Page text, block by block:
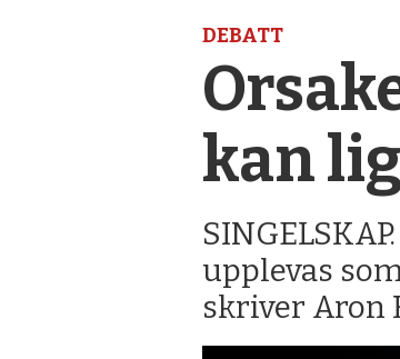
DEBATT
kan
upplevas
skriver Aron